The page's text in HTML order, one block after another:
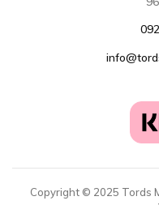
Copyright © 2025 Tords